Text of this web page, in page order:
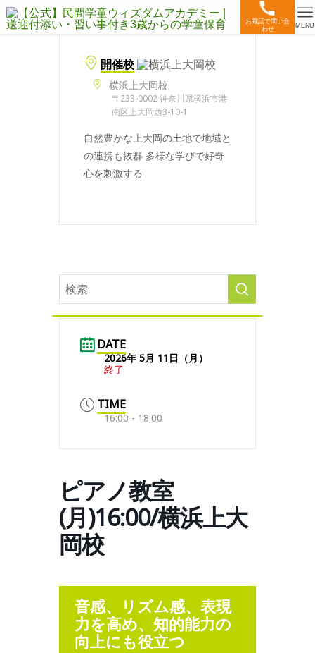
お電話で問い合
わせ
MENU
開催校
横浜上大岡校
〒233-0002 神奈川県横浜市港
南区上大岡西3-10-1
自然豊かな上大岡の土地で地域と
の連携も抜群 多様な学びで好奇
心を刺激する
DATE
2026年 5月 11日（月）
終了
TIME
16:00 - 18:00
ピアノ教室
(月)16:00/横浜上大
岡校
音感、リズム感、表現
力を高め、知的能力の
向上にも役立つ